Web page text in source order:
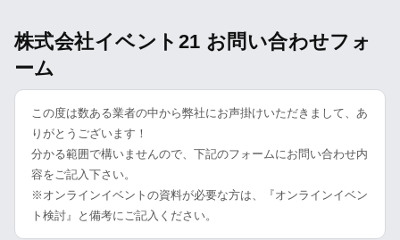
株式会社イベント21 お問い合わせフォ
ーム
この度は数ある業者の中から弊社にお声掛けいただきまして、あ
りがとうございます！
分かる範囲で構いませんので、下記のフォームにお問い合わせ内
容をご記入下さい。
※オンラインイベントの資料が必要な方は、『オンラインイベン
ト検討』と備考にご記入ください。